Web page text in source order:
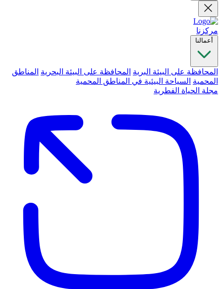
مركزنا
أعمالنا
المحافظة على البيئة البرية المحافظة على البيئة البحرية المناطق
المحمية السياحة البيئية في المناطق المحمية
مجلة الحياة الفطرية